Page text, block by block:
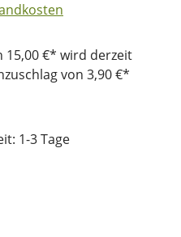
€* wird derzeit
von 3,90 €*
1-3 Tage